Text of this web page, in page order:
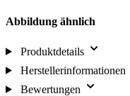
Abbildung ähnlich
Produktdetails
Herstellerinformationen
Bewertungen